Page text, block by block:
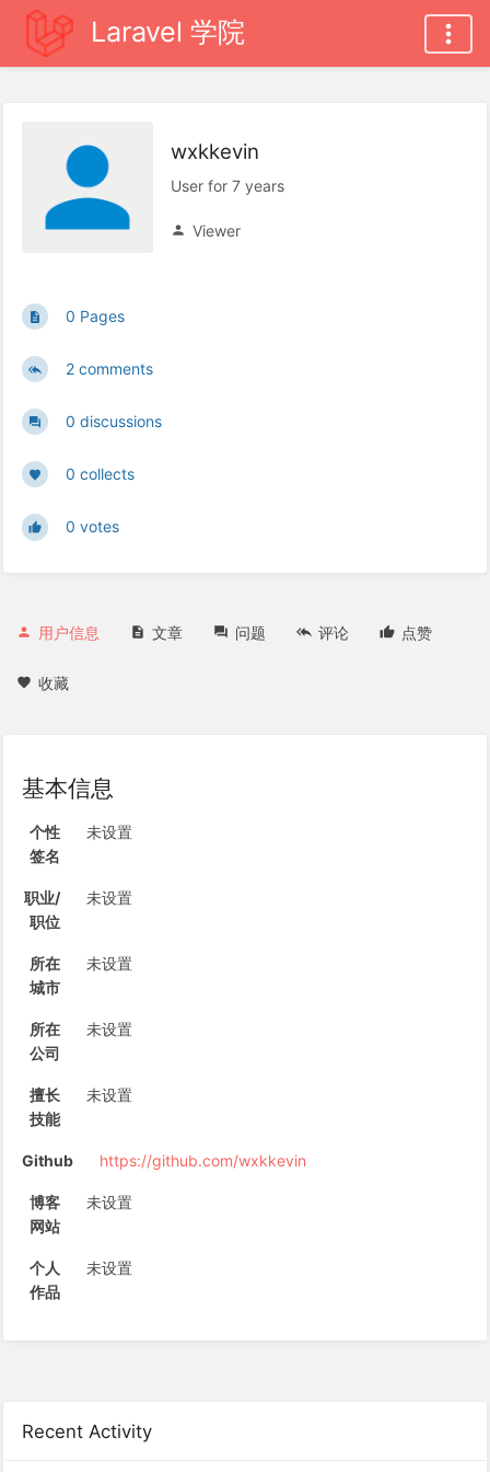
Laravel 学院
Recent Activity
wxkkevin
User for 7 years
Viewer
0 Pages
2 comments
0 discussions
0 collects
0 votes
用户信息 文章 问题 评论 点赞
收藏
基本信息
个性
签名
未设置
职业/
职位
未设置
所在
城市
未设置
所在
公司
未设置
擅长
技能
未设置
Github https://github.com/wxkkevin
博客
网站
未设置
个人
作品
未设置